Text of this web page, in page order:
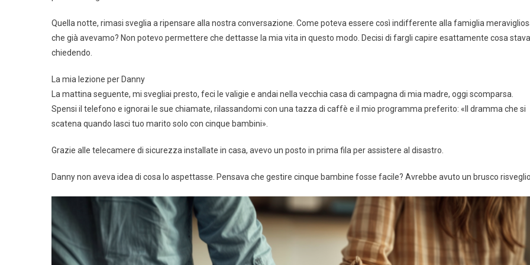
Quella notte, rimasi sveglia a ripensare alla nostra conversazione. Come poteva essere così indifferente alla famiglia
che già avevamo? Non potevo permettere che dettasse la mia vita in questo modo. Decisi di fargli capire esattamente cosa stava
chiedendo.
La mia lezione per Danny
La mattina seguente, mi svegliai presto, feci le valigie e andai nella vecchia casa di campagna di mia madre, oggi scomparsa.
Spensi il telefono e ignorai le sue chiamate, rilassandomi con una tazza di caffè e il mio programma preferito: «Il dramma che si
scatena quando lasci tuo marito solo con cinque bambini».
Grazie alle telecamere di sicurezza installate in casa, avevo un posto in prima fila per assistere al disastro.
Danny non aveva idea di cosa lo aspettasse. Pensava che gestire cinque bambine fosse facile? Avrebbe avuto un brusco risveglio.